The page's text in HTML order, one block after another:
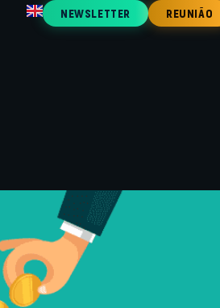
NEWSLETTER REUNIÃO